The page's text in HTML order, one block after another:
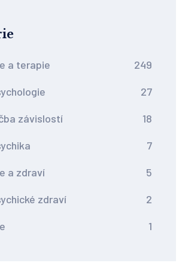
a terapie 249
27
závislostí 18
7
a zdraví 5
zdraví 2
1